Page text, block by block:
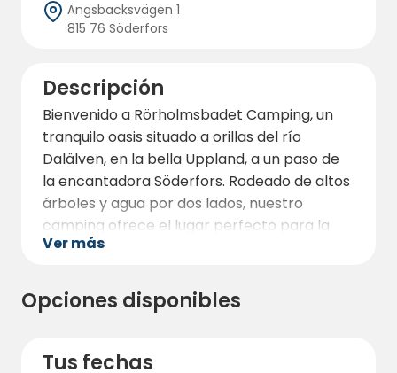
Ängsbacksvägen 1
815 76 Söderfors
Descripción
Bienvenido a Rörholmsbadet Camping, un
tranquilo oasis situado a orillas del río
Dalälven, en la bella Uppland, a un paso de
la encantadora Söderfors. Rodeado de altos
árboles y agua por dos lados, nuestro
camping ofrece el lugar perfecto para la
relajación y la aventura.
piscina, alquilar un kayak y SUP, pista de tenis
solariega, tomar una copa en el salón o
Ver más
Opciones disponibles
Tus fechas